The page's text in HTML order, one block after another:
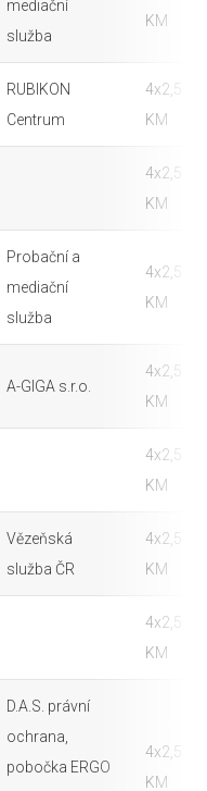
mediační
služba
KM
RUBIKON
Centrum
4x2,5
KM
4x2,5
KM
Probační a
mediační
služba
4x2,5
KM
A-GIGA s.r.o.
4x2,5
KM
4x2,5
KM
Vězeňská
služba ČR
4x2,5
KM
4x2,5
KM
D.A.S. právní
ochrana,
pobočka ERGO
4x2,5
KM